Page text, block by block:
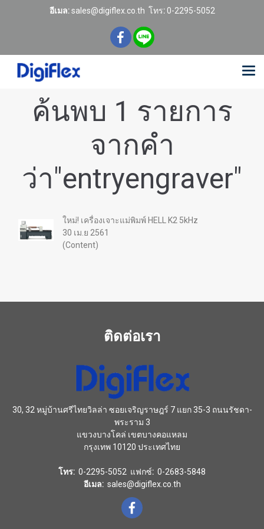
อีเมล:sales@digiflex.co.th โทร:0-2295-5052
ค้นพบ 1 รายการ
จากคำ
ว่า"entryengraver"
ใหม่! เครื่องเจาะแม่พิมพ์ HELL K2 5kHz
30 เม.ย 2561
(Content)
ติดต่อเรา
30, 32 หมู่บ้านศรีไทยวิลล่า ซอยเจริญราษฎร์ 7 แยก 35-3 ถนนรัชดา-
พระราม 3
แขวงบางโคล่ เขตบางคอแหลม
กรุงเทพ 10120 ประเทศไทย
โทร: 0-2295-5052 แฟกซ์: 0-2683-5848
อีเมล: sales@digiflex.co.th